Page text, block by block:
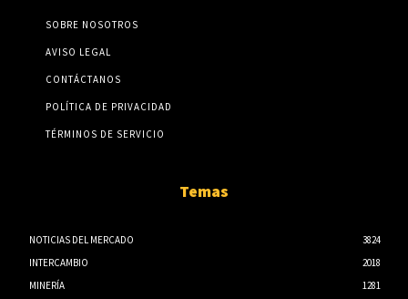
SOBRE NOSOTROS
AVISO LEGAL
CONTÁCTANOS
POLÍTICA DE PRIVACIDAD
TÉRMINOS DE SERVICIO
Temas
NOTICIAS DEL MERCADO
3824
INTERCAMBIO
2018
MINERÍA
1281